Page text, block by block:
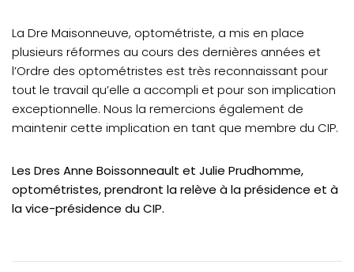
La Dre Maisonneuve, optométriste, a mis en place
plusieurs réformes au cours des dernières années et
l’Ordre des optométristes est très reconnaissant pour
tout le travail qu’elle a accompli et pour son implication
exceptionnelle. Nous la remercions également de
maintenir cette implication en tant que membre du CIP.
Les Dres Anne Boissonneault et Julie Prudhomme,
optométristes, prendront la relève à la présidence et à
la vice-présidence du CIP.